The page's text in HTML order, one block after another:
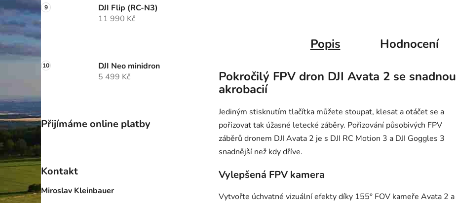
DJI Flip (RC-N3)
11 990 Kč
DJI Neo minidron
5 499 Kč
Přijímáme online platby
Kontakt
Miroslav Kleinbauer
Popis Hodnocení
Pokročilý FPV dron DJI Avata 2 se snadnou
akrobacií
Jediným stisknutím tlačítka můžete stoupat, klesat a otáčet se a
pořizovat tak úžasné letecké záběry. Pořizování působivých FPV
záběrů dronem DJI Avata 2 je s DJI RC Motion 3 a DJI Goggles 3
snadnější než kdy dříve.
Vylepšená FPV kamera
Vytvořte úchvatné vizuální efekty díky 155° FOV kameře Avata 2 a